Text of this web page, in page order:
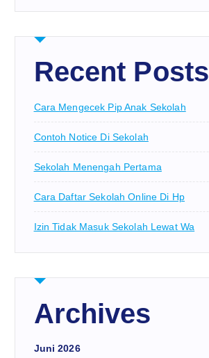
Recent Posts
Cara Mengecek Pip Anak Sekolah
Contoh Notice Di Sekolah
Sekolah Menengah Pertama
Cara Daftar Sekolah Online Di Hp
Izin Tidak Masuk Sekolah Lewat Wa
Archives
Juni 2026